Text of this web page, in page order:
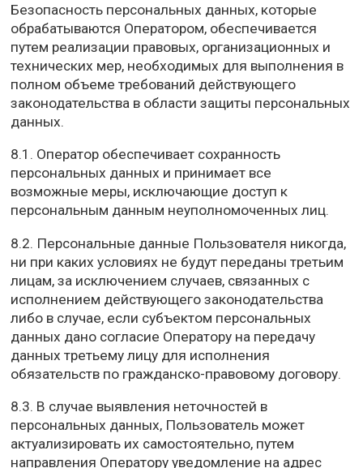
Безопасность персональных данных, которые
обрабатываются Оператором, обеспечивается
путем реализации правовых, организационных и
технических мер, необходимых для выполнения в
полном объеме требований действующего
законодательства в области защиты персональных
данных.
8.1. Оператор обеспечивает сохранность
персональных данных и принимает все
возможные меры, исключающие доступ к
персональным данным неуполномоченных лиц.
8.2. Персональные данные Пользователя никогда,
ни при каких условиях не будут переданы третьим
лицам, за исключением случаев, связанных с
исполнением действующего законодательства
либо в случае, если субъектом персональных
данных дано согласие Оператору на передачу
данных третьему лицу для исполнения
обязательств по гражданско-правовому договору.
8.3. В случае выявления неточностей в
персональных данных, Пользователь может
актуализировать их самостоятельно, путем
направления Оператору уведомление на адрес